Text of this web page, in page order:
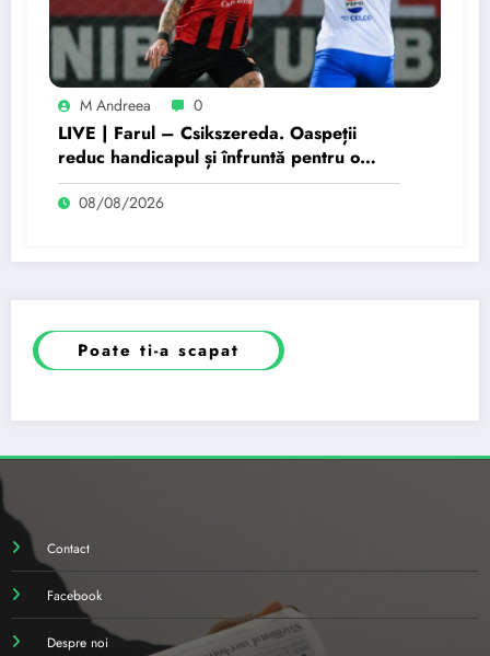
M Andreea 0
LIVE | Farul – Csikszereda. Oaspeții
reduc handicapul și înfruntă pentru o
egalare
08/08/2026
Poate ti-a scapat
Contact
Facebook
Despre noi